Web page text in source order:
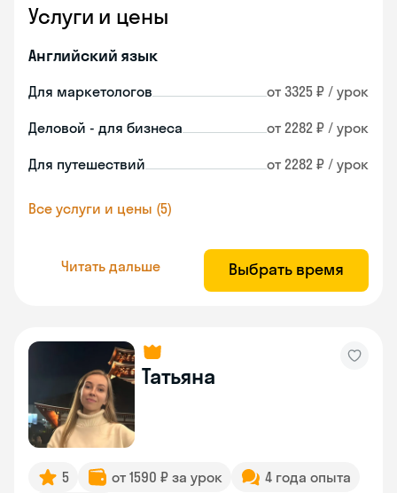
Услуги и цены
Английский язык
Для маркетологов от 3325 ₽ / урок
Деловой - для бизнеса от 2282 ₽ / урок
Для путешествий от 2282 ₽ / урок
Все услуги и цены (5)
Читать дальше Выбрать время
Татьяна
5 от 1590 ₽ за урок
4 года опыта